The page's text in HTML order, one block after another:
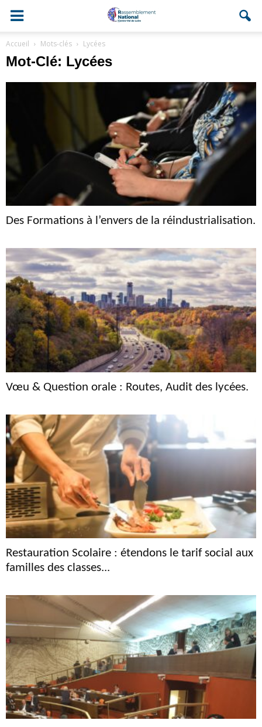
Accueil Mots-clés Lycées
Mot-Clé: Lycées
Des Formations à l’envers de la réindustrialisation.
Vœu & Question orale : Routes, Audit des lycées.
Restauration Scolaire : étendons le tarif social aux
familles des classes...